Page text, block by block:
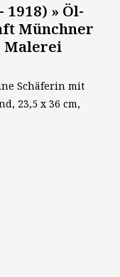
» Öl-
Münchner
Malerei
Schäferin mit
23,5 x 36 cm,